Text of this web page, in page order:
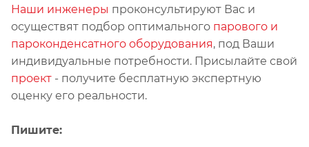
Наши инженеры проконсультируют Вас и
осуществят подбор оптимального парового и
пароконденсатного оборудования, под Ваши
индивидуальные потребности. Присылайте свой
проект - получите бесплатную экспертную
оценку его реальности.
Пишите: